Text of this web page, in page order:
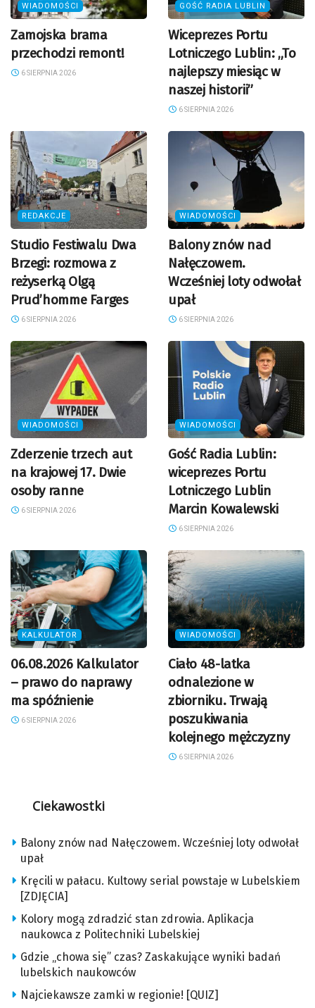
WIADOMOŚCI
Zamojska brama
przechodzi remont!
6 SIERPNIA 2026
GOŚĆ RADIA LUBLIN
Wiceprezes Portu
Lotniczego Lublin: „To
najlepszy miesiąc w
naszej historii”
6 SIERPNIA 2026
REDAKCJE
Studio Festiwalu Dwa
Brzegi: rozmowa z
reżyserką Olgą
Prud’homme Farges
6 SIERPNIA 2026
WIADOMOŚCI
Balony znów nad
Nałęczowem.
Wcześniej loty odwołał
upał
6 SIERPNIA 2026
WIADOMOŚCI
Zderzenie trzech aut
na krajowej 17. Dwie
osoby ranne
6 SIERPNIA 2026
WIADOMOŚCI
Gość Radia Lublin:
wiceprezes Portu
Lotniczego Lublin
Marcin Kowalewski
6 SIERPNIA 2026
KALKULATOR
06.08.2026 Kalkulator
– prawo do naprawy
ma spóźnienie
6 SIERPNIA 2026
WIADOMOŚCI
Ciało 48-latka
odnalezione w
zbiorniku. Trwają
poszukiwania
kolejnego mężczyzny
6 SIERPNIA 2026
Ciekawostki
Balony znów nad Nałęczowem. Wcześniej loty odwołał
upał
Kręcili w pałacu. Kultowy serial powstaje w Lubelskiem
[ZDJĘCIA]
Kolory mogą zdradzić stan zdrowia. Aplikacja
naukowca z Politechniki Lubelskiej
Gdzie „chowa się” czas? Zaskakujące wyniki badań
lubelskich naukowców
Najciekawsze zamki w regionie! [QUIZ]